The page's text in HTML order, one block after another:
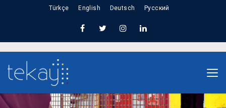
Türkçe English Deutsch Русский